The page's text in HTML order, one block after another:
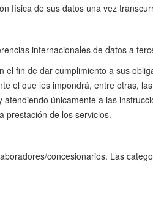
física de sus datos una vez
internacionales de datos a
fin de dar cumplimiento a sus
el que les impondrá, entre otras,
únicamente a las
prestación de los servicios.
concesionarios. Las